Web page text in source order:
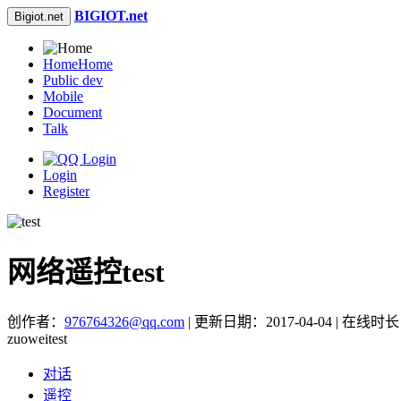
Bigiot.net BIGIOT.net
HomeHome
Public dev
Mobile
Document
Talk
Login
Register
网络遥控test
创作者： 976764326@qq.com | 更新日期：2017-04-04 | 在线时
zuoweitest
对话
遥控